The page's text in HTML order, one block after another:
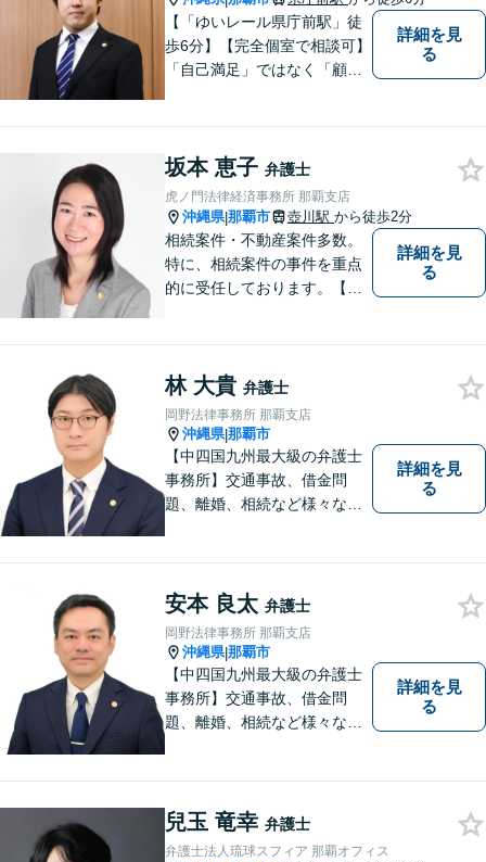
【「ゆいレール県庁前駅」徒
歩6分】【完全個室で相談可】
「自己満足」ではなく「顧客
が本当に求める最高の結果に
こだわり続けたいと考えてお
ります。 お気軽にご相談くだ
さい。
詳細を見
る
坂本 恵子 弁護士
虎ノ門法律経済事務所 那覇支店
沖縄県|那覇市 壺川駅 から徒歩2分
相続案件・不動産案件多数。
特に、相続案件の事件を重点
的に受任しております。【初
働問題については、雇用主の
方からのご相談のみとさせて
いただいております。
詳細を見
る
林 大貴 弁護士
岡野法律事務所 那覇支店
沖縄県|那覇市
【中四国九州最大級の弁護士
事務所】交通事故、借金問
題、離婚、相続など様々な問
い！
詳細を見
る
安本 良太 弁護士
岡野法律事務所 那覇支店
沖縄県|那覇市
【中四国九州最大級の弁護士
事務所】交通事故、借金問
題、離婚、相続など様々な問
い！
詳細を見
る
兒玉 竜幸 弁護士
弁護士法人琉球スフィア 那覇オフィス